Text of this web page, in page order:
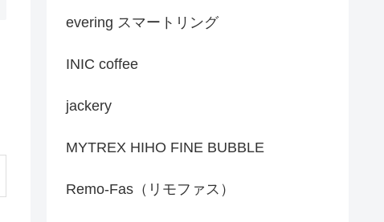
evering スマートリング
INIC coffee
jackery
MYTREX HIHO FINE BUBBLE
Remo-Fas（リモファス）